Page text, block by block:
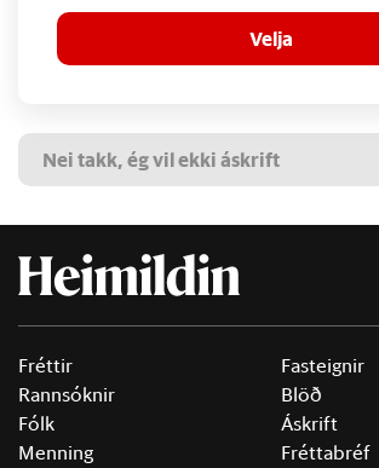
Velja
Nei takk, ég vil ekki áskrift
Fréttir
Rannsóknir
Fólk
Menning
Fasteignir
Blöð
Áskrift
Fréttabréf